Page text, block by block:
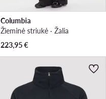
Columbia
Žieminė striukė · Žalia
223,95€